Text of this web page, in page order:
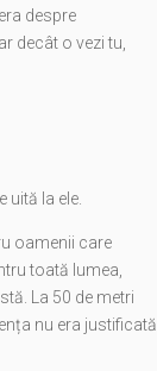
despre
decât o vezi tu,
la ele.
oamenii care
toată lumea,
La 50 de metri
nu era justificată